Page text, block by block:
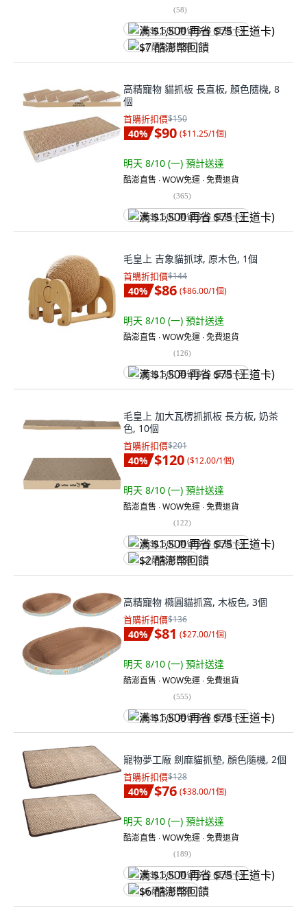
(58)
满 $1,500 再省 $75 (王道卡)
$7 酷澎幣回饋
高精寵物 貓抓板 長直板, 顏色隨機, 8
個
首購折扣價$150
40% $90 ($11.25/1個)
明天 8/10 (一) 預計送達
酷澎直售 ∙ WOW免運 ∙ 免費退貨
(365)
满 $1,500 再省 $75 (王道卡)
毛皇上 吉象貓抓球, 原木色, 1個
首購折扣價$144
40% $86 ($86.00/1個)
明天 8/10 (一) 預計送達
酷澎直售 ∙ WOW免運 ∙ 免費退貨
(126)
满 $1,500 再省 $75 (王道卡)
毛皇上 加大瓦楞抓抓板 長方板, 奶茶
色, 10個
首購折扣價$201
40% $120 ($12.00/1個)
明天 8/10 (一) 預計送達
酷澎直售 ∙ WOW免運 ∙ 免費退貨
(122)
满 $1,500 再省 $75 (王道卡)
$2 酷澎幣回饋
高精寵物 橢圓貓抓窩, 木板色, 3個
首購折扣價$136
40% $81 ($27.00/1個)
明天 8/10 (一) 預計送達
酷澎直售 ∙ WOW免運 ∙ 免費退貨
(555)
满 $1,500 再省 $75 (王道卡)
寵物夢工廠 劍麻貓抓墊, 顏色隨機, 2個
首購折扣價$128
40% $76 ($38.00/1個)
明天 8/10 (一) 預計送達
酷澎直售 ∙ WOW免運 ∙ 免費退貨
(189)
满 $1,500 再省 $75 (王道卡)
$6 酷澎幣回饋